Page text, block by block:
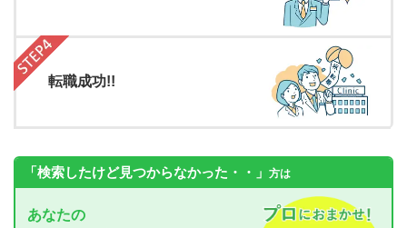
転職成功!!
「検索したけど見つからなかった・・」 方は
あなたの